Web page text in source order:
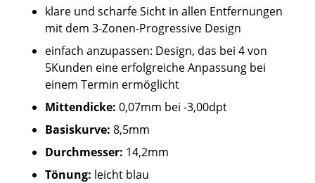
klare und scharfe Sicht in allen Entfernungen
mit dem 3-Zonen-Progressive Design
einfach anzupassen: Design, das bei 4 von
5Kunden eine erfolgreiche Anpassung bei
einem Termin ermöglicht
Mittendicke: 0,07mm bei -3,00dpt
Basiskurve: 8,5mm
Durchmesser: 14,2mm
Tönung: leicht blau